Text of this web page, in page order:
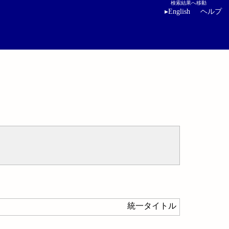
検索結果へ移動
▸English ヘルプ
統一タイトル